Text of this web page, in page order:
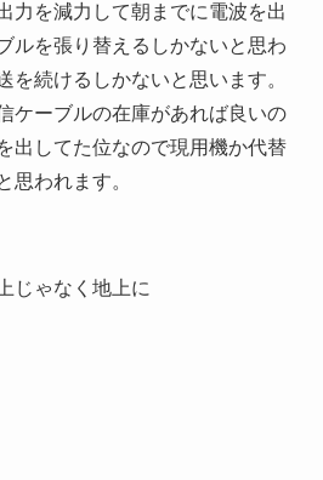
力を減力して朝までに電波を出
ルを張り替えるしかないと思わ
を続けるしかないと思います。
ケーブルの在庫があれば良いの
出してた位なので現用機か代替
思われます。
じゃなく地上に